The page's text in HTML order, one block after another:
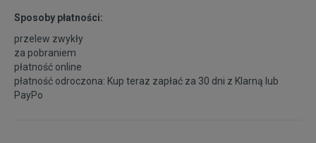
Sposoby płatności:
przelew zwykły
za pobraniem
płatność online
płatność odroczona: Kup teraz zapłać za 30 dni z Klarną lub
PayPo